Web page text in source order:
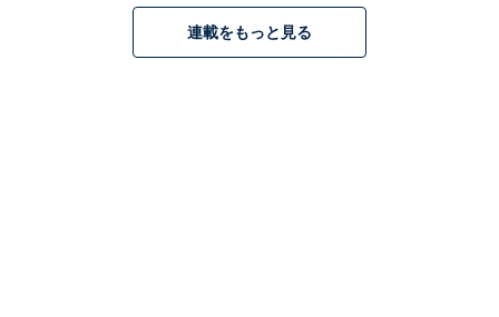
「色々大変かもしれないが、しっかりやってくれそうだ
し、センターが似合うから（50代女性）」
連載をもっと見る